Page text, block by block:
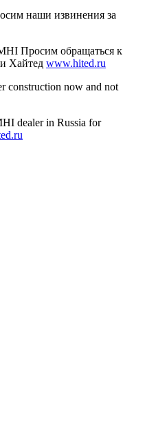
наши извинения за
Просим обращаться к
Хайтед www.hited.ru
construction now and not
dealer in Russia for